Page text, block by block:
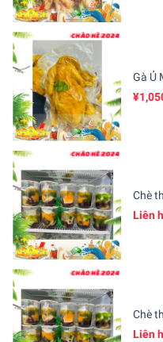
Gà Ủ
Chè
Liên
Chè
Liên